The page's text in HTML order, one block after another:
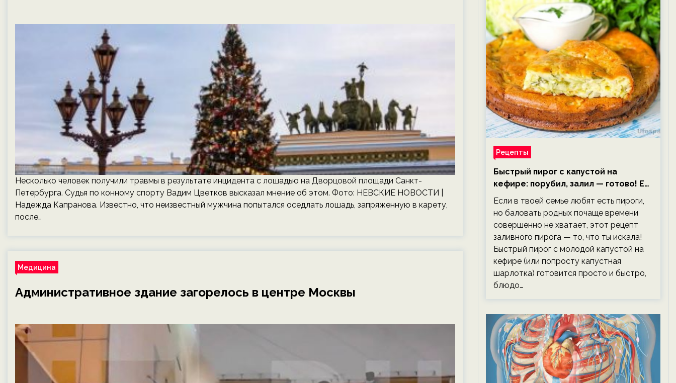
Несколько человек получили травмы в результате инцидента с лошадью на Дворцовой площади Санкт-
Петербурга. Судья по конному спорту Вадим Цветков высказал мнение об этом. Фото: НЕВСКИЕ НОВОСТИ |
Надежда Капранова. Известно, что неизвестный мужчина попытался оседлать лошадь, запряженную в карету,
после…
Медицина
Административное здание загорелось в центре Москвы
Рецепты
Быстрый пирог с капустой на
кефире: порубил, залил — готово! Ем,
не тревожась о фигуре!
Если в твоей семье любят есть пироги,
но баловать родных почаще времени
совершенно не хватает, этот рецепт
заливного пирога — то, что ты искала!
Быстрый пирог с молодой капустой на
кефире (или попросту капустная
шарлотка) готовится просто и быстро,
блюдо…